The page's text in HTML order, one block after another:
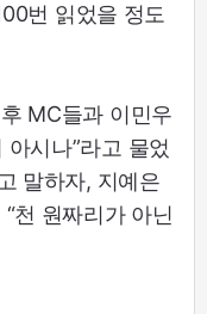
번 읽었을 정도
MC들과 이민우
시나”라고 물었
말하자, 지예은
천 원짜리가 아닌